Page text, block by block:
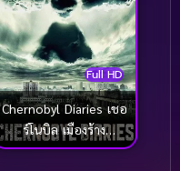
Full HD
Chernobyl Diaries เชอ
ร์โนบิล เมืองร้าง
มหันตภัยหลอน (2012)